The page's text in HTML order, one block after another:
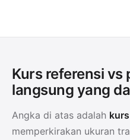
Kurs referensi vs
langsung yang
Angka di atas adalah
memperkirakan ukuran